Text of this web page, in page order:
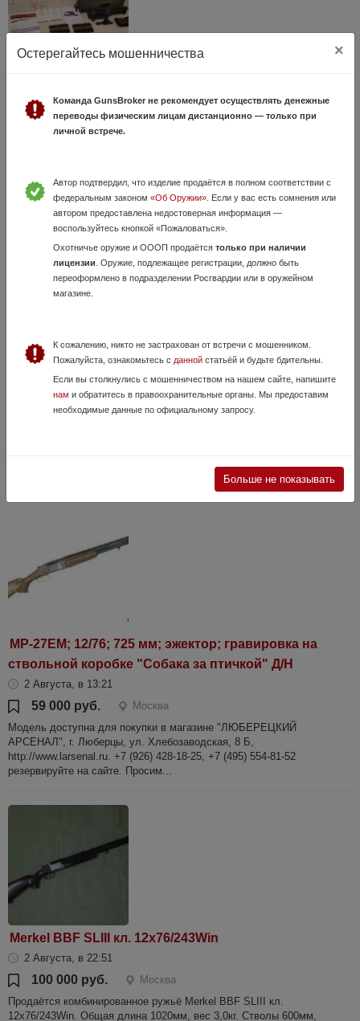
Браунинг Бар2 З00 вин маг
Небольшой настрел, не более 50 выстрелов.+ Коллиматор и ночник.
Переоформление в Мытищинском ОЛРР.
19 Мая, в 14:45
550 000 руб.
Москва
МР-27ЕМ; 12/76; 725 мм; эжектор; гравировка на
ствольной коробке "Собака за птичкой" Д/Н
2 Августа, в 13:21
59 000 руб.
Москва
Модель доступна для покупки в магазине "ЛЮБЕРЕЦКИЙ
АРСЕНАЛ", г. Люберцы, ул. Хлебозаводская, 8 Б,
http://www.larsenal.ru. +7 (926) 428-18-25, +7 (495) 554-81-52
резервируйте на сайте. Просим...
Merkel BBF SLIII кл. 12х76/243Win
2 Августа, в 22:51
100 000 руб.
Москва
Продаётся комбинированное ружьё Merkel BBF SLIII кл.
12х76/243Win. Общая длина 1020мм, вес 3,0кг. Стволы 600мм,
Остерегайтесь мошенничества ×
Команда GunsBroker не рекомендует осуществлять денежные
переводы физическим лицам дистанционно — только при
личной встрече.
Автор подтвердил, что изделие продаётся в полном соответствии с
федеральным законом «Об Оружии». Если у вас есть сомнения или
автором предоставлена недостоверная информация —
воспользуйтесь кнопкой «Пожаловаться».
Охотничье оружие и ОООП продаётся только при наличии
лицензии . Оружие, подлежащее регистрации, должно быть
переоформлено в подразделении Росгвардии или в оружейном
магазине.
К сожалению, никто не застрахован от встречи с мошенником.
Пожалуйста, ознакомьтесь с даннойстатьёй и будьте бдительны.
Если вы столкнулись с мошенничеством на нашем сайте, напишите
нам и обратитесь в правоохранительные органы. Мы предоставим
необходимые данные по официальному запросу.
Больше не показывать